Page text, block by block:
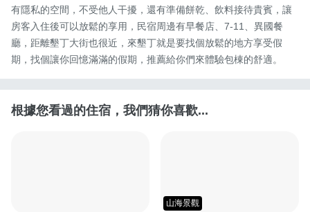
有隱私的空間，不受他人干擾，還有準備餅乾、飲料接待貴賓，讓
房客入住後可以放鬆的享用，民宿周邊有早餐店、7-11、異國餐
廳，距離墾丁大街也很近，來墾丁就是要找個放鬆的地方享受假
期，找個讓你回憶滿滿的假期，推薦給你們來體驗包棟的舒適。
根據您看過的住宿，我們猜你喜歡...
山海景觀